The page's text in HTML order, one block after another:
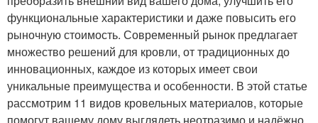
функциональные характеристики и даже повысить его
рыночную стоимость. Современный рынок предлагает
множество решений для кровли, от традиционных до
инновационных, каждое из которых имеет свои
уникальные преимущества и особенности. В этой статье
рассмотрим 11 видов кровельных материалов, которые
помогут вашему дому выглядеть неотразимо и надёжно